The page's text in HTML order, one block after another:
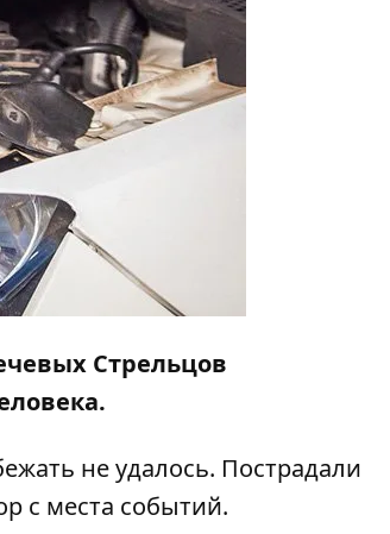
Стрельцов
не удалось. Пострадали
с места событий.